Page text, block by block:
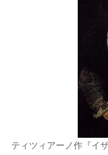
ティツィアーノ作『イ